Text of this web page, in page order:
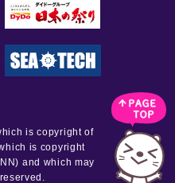
is copyright of
is copyright
and which may